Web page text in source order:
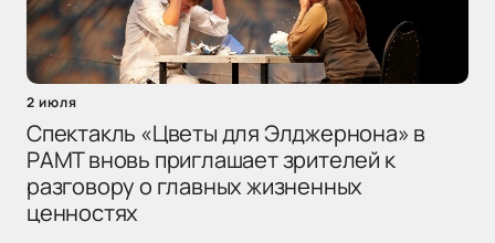
2 июля
Спектакль «Цветы для Элджернона» в
РАМТ вновь приглашает зрителей к
разговору о главных жизненных
ценностях